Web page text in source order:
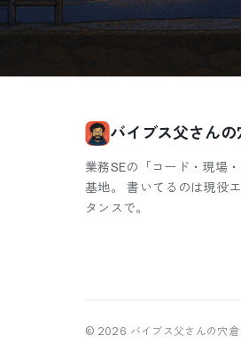
バイブス父さんの
業務SEの「コード・現場
基地。 書いてるのは現役
タンスで。
© 2026 バイブス父さんの穴倉